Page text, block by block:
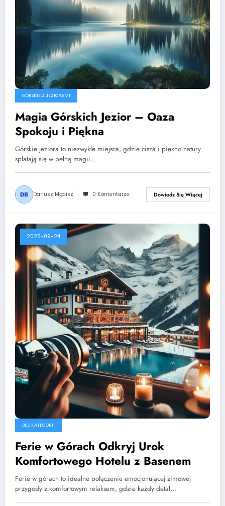
GÓRSKIE Z JEZIORAMI
Magia Górskich Jezior – Oaza
Spokoju i Piękna
Górskie jeziora to niezwykłe miejsca, gdzie cisza i piękno natury
splatają się w pełną magii…
Dariusz Mącisz 0 Komentarze Dowiedz Się Więcej
2025-09-24
BEZ KATEGORII
Ferie w Górach Odkryj Urok
Komfortowego Hotelu z Basenem
Ferie w górach to idealne połączenie emocjonującej zimowej
przygody z komfortowym relaksem, gdzie każdy detal…